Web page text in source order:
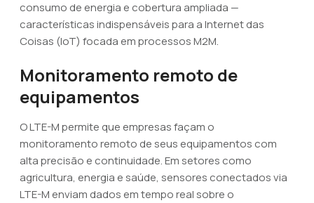
consumo de energia e cobertura ampliada —
características indispensáveis para a Internet das
Coisas (IoT) focada em processos M2M.
Monitoramento remoto de
equipamentos
O LTE-M permite que empresas façam o
monitoramento remoto de seus equipamentos com
alta precisão e continuidade. Em setores como
agricultura, energia e saúde, sensores conectados via
LTE-M enviam dados em tempo real sobre o